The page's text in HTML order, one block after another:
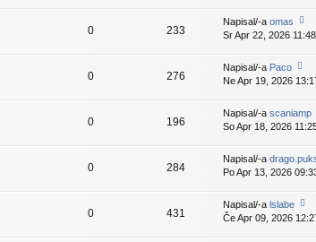
is
p
e
e
d
pr
is
e
k
ej
z
d
nji
pr
is
p
e
k
0 233
Napisal/-a omas
o
ej
z
d
nji
pr
is
p
e
e
Sr Apr 22, 2026 11:48
0 276
Napisal/-a Paco
o
ej
z
d
nji
pr
is
e
Ne Apr 19, 2026
0 196
Napisal/-a scaniamp
So Apr 18, 2026
0 284
Napisal/-a
Po Apr 13, 2026
0 431
Napisal/-a lslabe
o
Če Apr 09, 2026